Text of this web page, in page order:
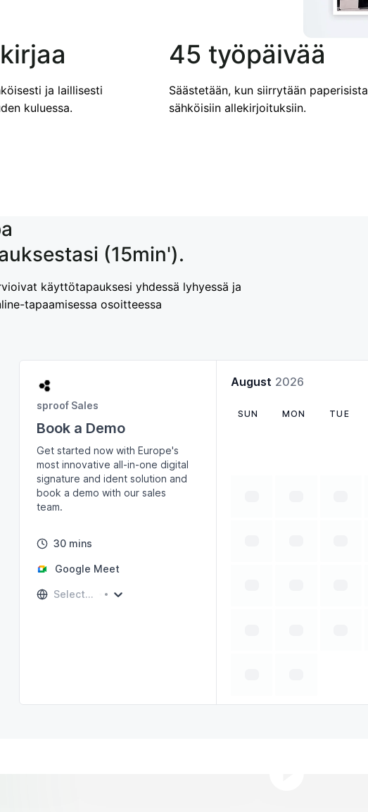
ja laillisesti
kuluessa.
45 työpäivää
Säästetään, kun siirrytään paperisista
sähköisiin allekirjoituksiin.
(15min').
käyttötapauksesi yhdessä lyhyessä ja
tapaamisessa osoitteessa